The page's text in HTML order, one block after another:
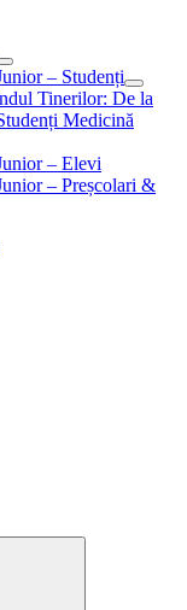
– Studenți
Tinerilor: De la
Medicină
– Elevi
– Preșcolari &